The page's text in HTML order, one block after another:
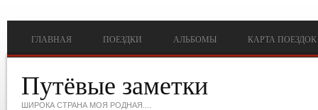
ГЛАВНАЯ ПОЕЗДКИ АЛЬБОМЫ КАРТА ПОЕЗДОК
Путёвые заметки
ШИРОКА СТРАНА МОЯ РОДНАЯ....